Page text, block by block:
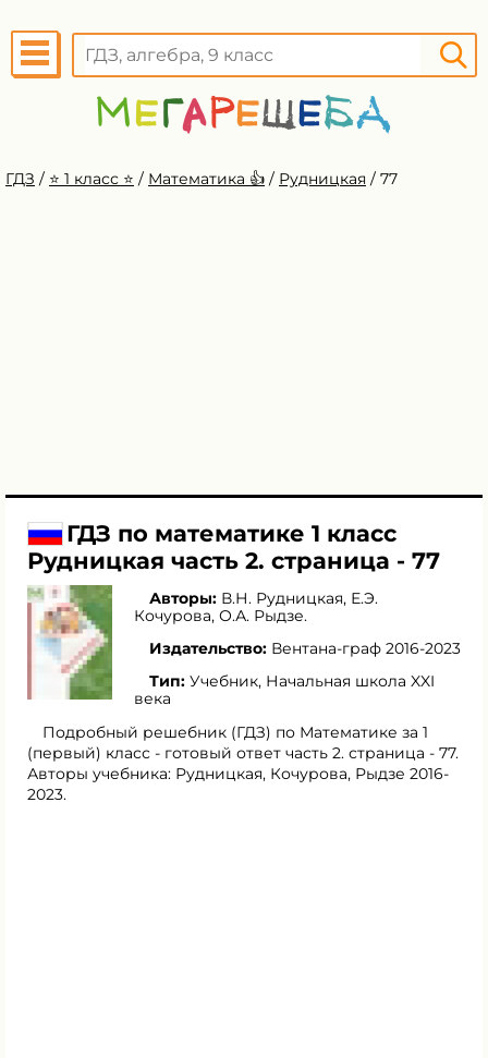
ГДЗ / ⭐️ 1 класс ⭐️ / Математика 👍 / Рудницкая / 77
ГДЗ по математике 1 класс
Рудницкая часть 2. страница - 77
Авторы: В.Н. Рудницкая, Е.Э.
Кочурова, О.А. Рыдзе.
Издательство: Вентана-граф 2016-2023
Тип: Учебник, Начальная школа XXI
века
Подробный решебник (ГДЗ) по Математике за 1
(первый) класс - готовый ответ часть 2. страница - 77.
Авторы учебника: Рудницкая, Кочурова, Рыдзе 2016-
2023.